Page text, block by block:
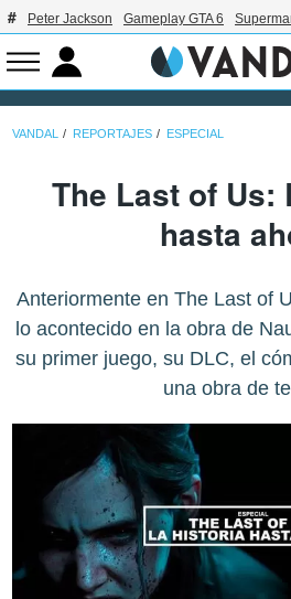
Peter Jackson Gameplay GTA 6
VANDAL REPORTAJES ESPECIAL
The Last of Us:
hasta
Anteriormente en The Last of
lo acontecido en la obra de
su primer juego, su DLC, el
una obra de